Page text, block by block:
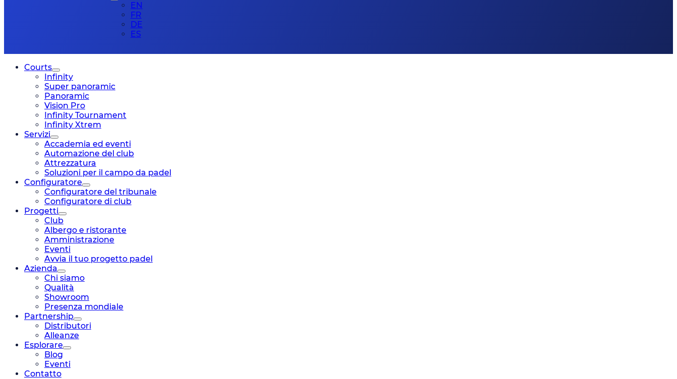
EN
FR
DE
ES
Courts
Infinity
Super panoramic
Panoramic
Vision Pro
Infinity Tournament
Infinity Xtrem
Servizi
Accademia ed eventi
Automazione del club
Attrezzatura
Soluzioni per il campo da padel
Configuratore
Configuratore del tribunale
Configuratore di club
Progetti
Club
Albergo e ristorante
Amministrazione
Eventi
Avvia il tuo progetto padel
Azienda
Chi siamo
Qualità
Showroom
Presenza mondiale
Partnership
Distributori
Alleanze
Esplorare
Blog
Eventi
Contatto